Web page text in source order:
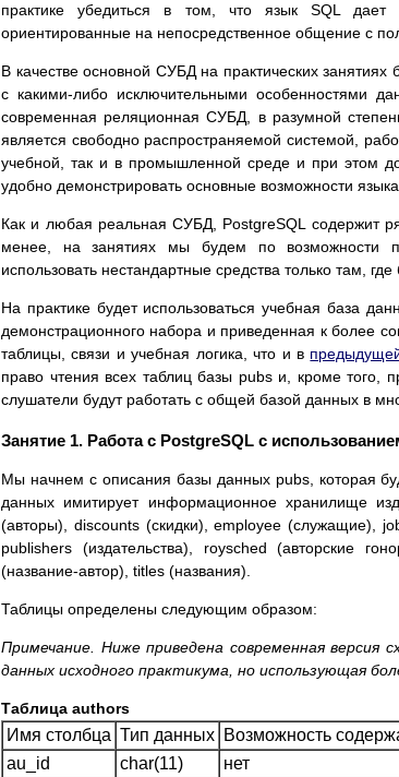
практике убедиться в том, что язык SQL дает
ориентированные на непосредственное общение с
В качестве основной СУБД на практических
с какими-либо исключительными особенностями
современная реляционная СУБД, в разумной
является свободно распространяемой системой,
учебной, так и в промышленной среде и при этом
удобно демонстрировать основные возможности языка.
Как и любая реальная СУБД, PostgreSQL содержит
менее, на занятиях мы будем по возможности
использовать нестандартные средства только там,
На практике будет использоваться учебная база
демонстрационного набора и приведенная к более
таблицы, связи и учебная логика, что и в
право чтения всех таблиц базы pubs и, кроме того,
слушатели будут работать с общей базой данных в
Занятие 1. Работа с PostgreSQL с
Мы начнем с описания базы данных pubs, которая
данных имитирует информационное хранилище
(авторы), discounts (скидки), employee (служащие),
publishers (издательства), roysched (авторские
(название-автор), titles (названия).
Таблицы определены следующим образом:
Примечание. Ниже приведена современная
данных исходного практикума, но использующая
Таблица authors
Имя столбца Тип данных Возможность
au_id
char(11) нет